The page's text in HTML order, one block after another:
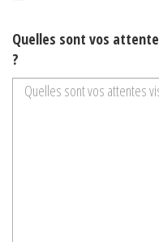
Quelles sont vos
?